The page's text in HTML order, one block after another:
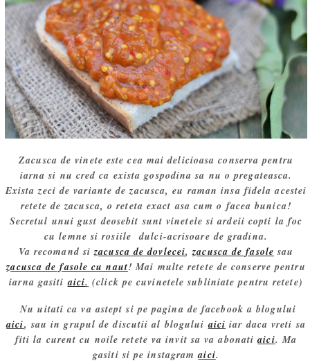
Zacusca de vinete este cea mai delicioasa conserva pentru
iarna si nu cred ca exista gospodina sa nu o pregateasca.
Exista zeci de variante de zacusca, eu raman insa fidela acestei
retete de zacusca, o reteta exact asa cum o facea bunica!
Secretul unui gust deosebit sunt vinetele si ardeii copti la foc
cu lemne si rosiile dulci-acrisoare de gradina.
Va recomand sizacusca de dovlecei,zacusca de fasole sau
zacusca de fasole cu naut! Mai multe retete de conserve pentru
iarna gasitiaici. (click pe cuvinetele subliniate pentru retete)
Nu uitati ca va astept si pe pagina de facebook a blogului
aici, sau in grupul de discutii al bloguluiaici iar daca vreti sa
fiti la curent cu noile retete va invit sa va abonatiaici. Ma
gasiti si pe instagramaici.